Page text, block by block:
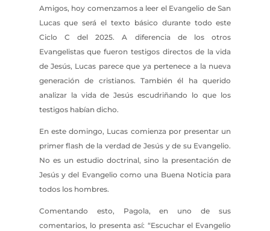
Amigos, hoy comenzamos a leer el Evangelio de San
Lucas que será el texto básico durante todo este
Ciclo C del 2025. A diferencia de los otros
Evangelistas que fueron testigos directos de la vida
de Jesús, Lucas parece que ya pertenece a la nueva
generación de cristianos. También él ha querido
analizar la vida de Jesús escudriñando lo que los
testigos habían dicho.
En este domingo, Lucas comienza por presentar un
primer flash de la verdad de Jesús y de su Evangelio.
No es un estudio doctrinal, sino la presentación de
Jesús y del Evangelio como una Buena Noticia para
todos los hombres.
Comentando esto, Pagola, en uno de sus
comentarios, lo presenta así: “Escuchar el Evangelio